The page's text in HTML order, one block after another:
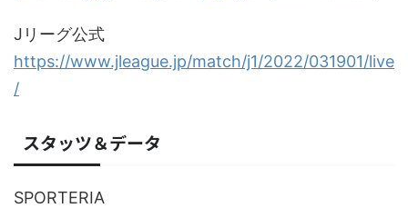
Jリーグ公式
https://www.jleague.jp/match/j1/2022/031901/live
/
スタッツ＆データ
SPORTERIA